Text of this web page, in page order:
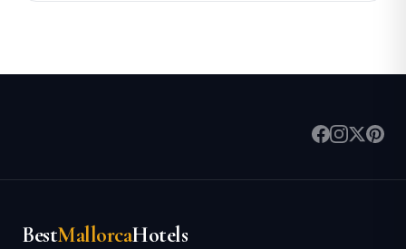
BestMallorcaHotels